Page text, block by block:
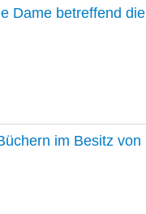
Dame betreffend
im Besitz